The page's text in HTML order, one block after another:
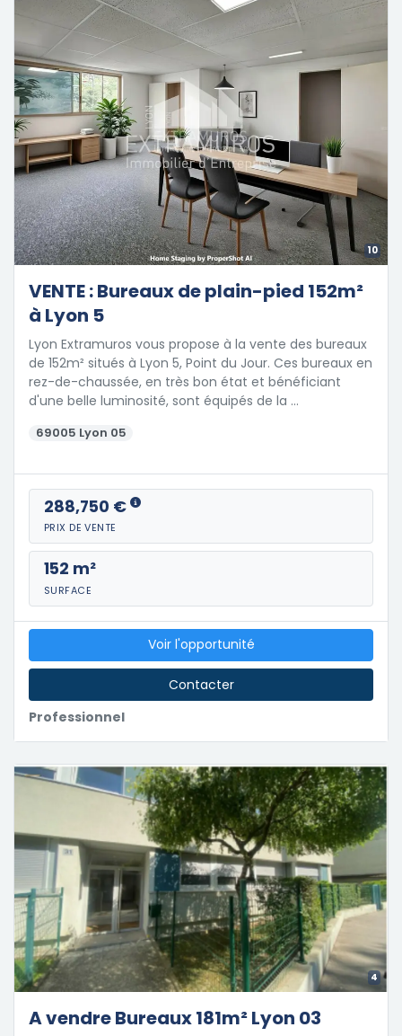
10
VENTE : Bureaux de plain-pied 152m²
à Lyon 5
Lyon Extramuros vous propose à la vente des bureaux
de 152m² situés à Lyon 5, Point du Jour. Ces bureaux en
rez-de-chaussée, en très bon état et bénéficiant
d'une belle luminosité, sont équipés de la …
69005 Lyon 05
288,750 €
PRIX DE VENTE
152 m²
SURFACE
Professionnel
Voir l'opportunité
Contacter
4
A vendre Bureaux 181m² Lyon 03